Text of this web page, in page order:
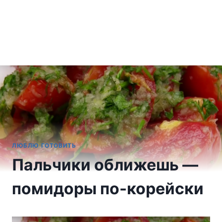
ЛЮБЛЮ ГОТОВИТЬ
Пальчики оближешь —
помидоры по-корейски